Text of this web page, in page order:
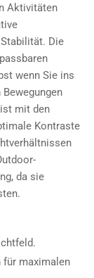
Aktivitäten
Die
wenn Sie ins
mit den
Kontraste
da sie
für maximalen